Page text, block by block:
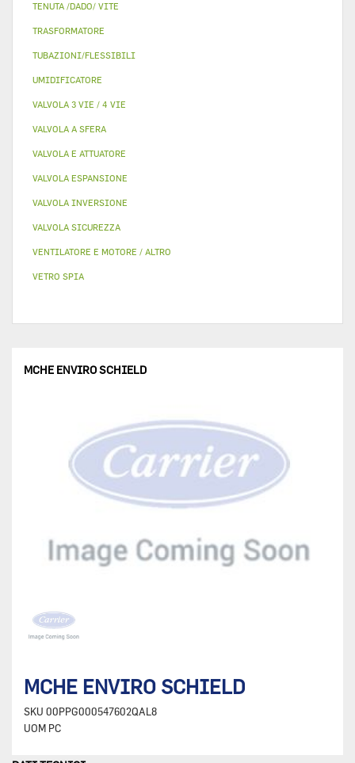
TENUTA /DADO/ VITE
TRASFORMATORE
TUBAZIONI/FLESSIBILI
UMIDIFICATORE
VALVOLA 3 VIE / 4 VIE
VALVOLA A SFERA
VALVOLA E ATTUATORE
VALVOLA ESPANSIONE
VALVOLA INVERSIONE
VALVOLA SICUREZZA
VENTILATORE E MOTORE / ALTRO
VETRO SPIA
MCHE ENVIRO SCHIELD
MCHE ENVIRO SCHIELD
SKU 00PPG000547602QAL8
UOM PC